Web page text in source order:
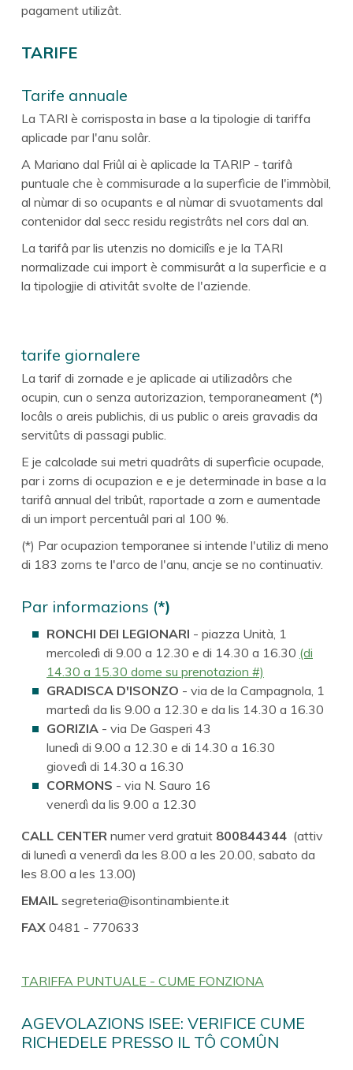
pagament utilizât.
TARIFE
Tarife annuale
La TARI è corrisposta in base a la tipologie di tariffa
aplicade par l'anu solâr.
A Mariano dal Friûl ai è aplicade la TARIP - tarifâ
puntuale che è commisurade a la superfìcie de l'immòbil,
al nùmar di so ocupants e al nùmar di svuotaments dal
contenidor dal secc residu registrâts nel cors dal an.
La tarifâ par lis utenzis no domicilîs e je la TARI
normalizade cui import è commisurât a la superfìcie e a
la tipologjie di ativitât svolte de l'aziende.
tarife giornalere
La tarif di zornade e je aplicade ai utilizadôrs che
ocupin, cun o senza autorizazion, temporaneament (*)
locâls o areis publichis, di us public o areis gravadis da
servitûts di passagi public.
E je calcolade sui metri quadrâts di superfìcie ocupade,
par i zorns di ocupazion e e je determinade in base a la
tarifâ annual del tribût, raportade a zorn e aumentade
di un import percentuâl pari al 100 %.
(*) Par ocupazion temporanee si intende l'utiliz di meno
di 183 zorns te l'arco de l'anu, ancje se no continuativ.
Par informazions (*)
RONCHI DEI LEGIONARI - piazza Unità, 1
mercoledì di 9.00 a 12.30 e di 14.30 a 16.30 (di
14.30 a 15.30 dome su prenotazion #)
GRADISCA D'ISONZO - via de la Campagnola, 1
martedì da lis 9.00 a 12.30 e da lis 14.30 a 16.30
GORIZIA - via De Gasperi 43
lunedì di 9.00 a 12.30 e di 14.30 a 16.30
giovedì di 14.30 a 16.30
CORMONS - via N. Sauro 16
venerdì da lis 9.00 a 12.30
CALL CENTER numer verd gratuit 800844344 (attiv
di lunedì a venerdì da les 8.00 a les 20.00, sabato da
les 8.00 a les 13.00)
EMAIL segreteria@isontinambiente.it
FAX 0481 - 770633
TARIFFA PUNTUALE - CUME FONZIONA
AGEVOLAZIONS ISEE: VERIFICE CUME
RICHEDELE PRESSO IL TÔ COMÛN